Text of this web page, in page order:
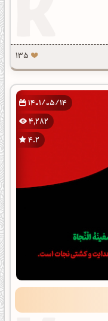
135
1401/05/14
4,282
4.2